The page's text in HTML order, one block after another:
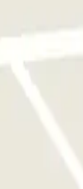
sola volta
disponibili su Parclick.